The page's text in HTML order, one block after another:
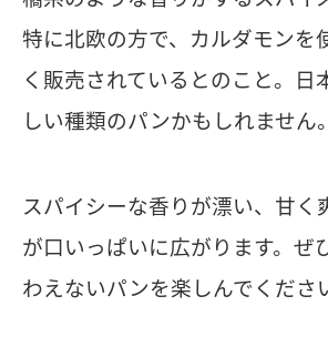
特に北欧の方で、カルダモンを
く販売されているとのこと。日
しい種類のパンかもしれません。
スパイシーな香りが漂い、甘く
が口いっぱいに広がります。ぜ
わえないパンを楽しんでくださ